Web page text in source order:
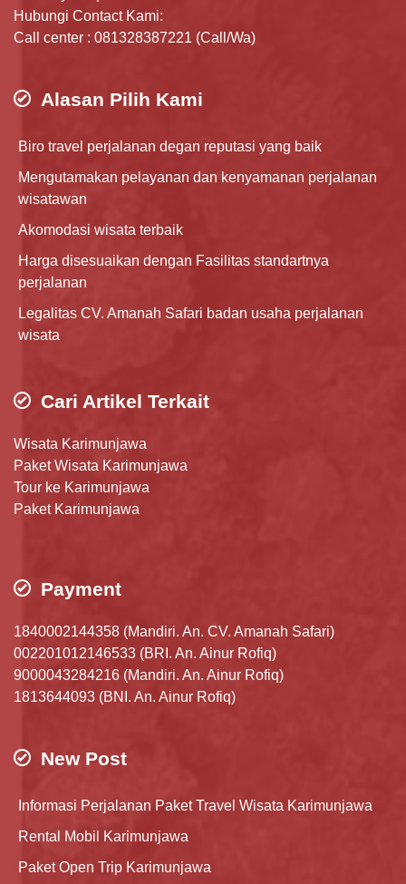
Hubungi Contact Kami:
Call center : 081328387221 (Call/Wa)
Alasan Pilih Kami
Biro travel perjalanan degan reputasi yang baik
Mengutamakan pelayanan dan kenyamanan perjalanan
wisatawan
Akomodasi wisata terbaik
Harga disesuaikan dengan Fasilitas standartnya
perjalanan
Legalitas CV. Amanah Safari badan usaha perjalanan
wisata
Cari Artikel Terkait
Wisata Karimunjawa
Paket Wisata Karimunjawa
Tour ke Karimunjawa
Paket Karimunjawa
Payment
1840002144358 (Mandiri. An. CV. Amanah Safari)
002201012146533 (BRI. An. Ainur Rofiq)
9000043284216 (Mandiri. An. Ainur Rofiq)
1813644093 (BNI. An. Ainur Rofiq)
New Post
Informasi Perjalanan Paket Travel Wisata Karimunjawa
Rental Mobil Karimunjawa
Paket Open Trip Karimunjawa